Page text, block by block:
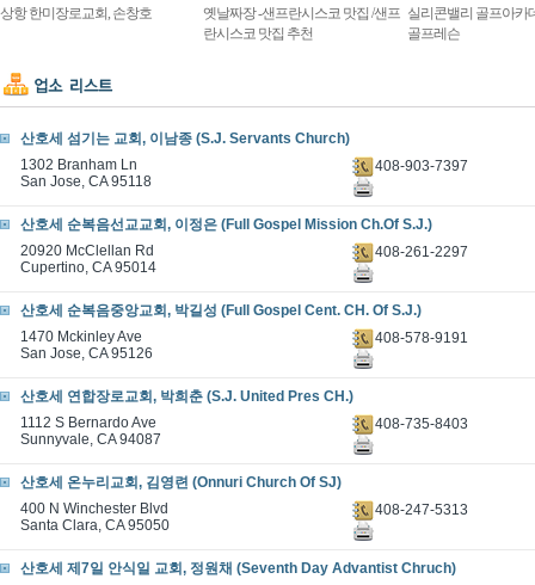
상항 한미장로교회, 손창호
옛날짜장 -샌프란시스코 맛집 /샌프
란시스코 맛집 추천
실리콘밸리 골프아카
골프레슨
산호세 섬기는 교회, 이남종 (S.J. Servants Church)
1302 Branham Ln
San Jose, CA 95118
408-903-7397
산호세 순복음선교교회, 이정은 (Full Gospel Mission Ch.Of S.J.)
20920 McClellan Rd
Cupertino, CA 95014
408-261-2297
산호세 순복음중앙교회, 박길성 (Full Gospel Cent. CH. Of S.J.)
1470 Mckinley Ave
San Jose, CA 95126
408-578-9191
산호세 연합장로교회, 박희춘 (S.J. United Pres CH.)
1112 S Bernardo Ave
Sunnyvale, CA 94087
408-735-8403
산호세 온누리교회, 김영련 (Onnuri Church Of SJ)
400 N Winchester Blvd
Santa Clara, CA 95050
408-247-5313
산호세 제7일 안식일 교회, 정원채 (Seventh Day Advantist Chruch)